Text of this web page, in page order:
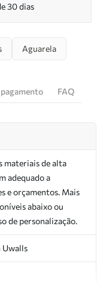
30 dias
Aguarela
FAQ
materiais de alta
adequado a
e orçamentos. Mais
abaixo ou
de personalização.
Uwalls